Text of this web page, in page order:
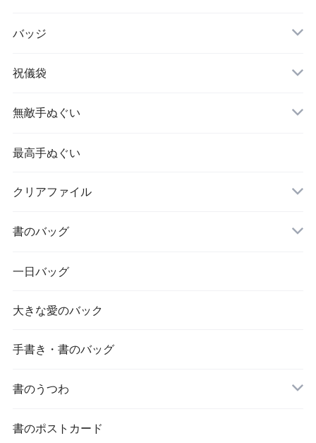
バッジ
祝儀袋
無敵手ぬぐい
最高手ぬぐい
クリアファイル
書のバッグ
一日バッグ
大きな愛のバック
手書き・書のバッグ
書のうつわ
書のポストカード